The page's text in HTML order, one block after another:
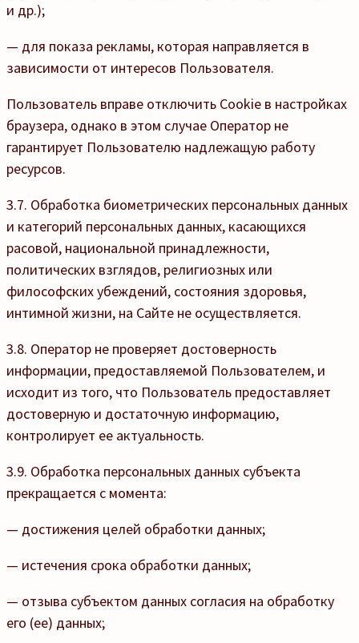
и др.);
— для показа рекламы, которая направляется в
зависимости от интересов Пользователя.
Пользователь вправе отключить Cookie в настройках
браузера, однако в этом случае Оператор не
гарантирует Пользователю надлежащую работу
ресурсов.
3.7. Обработка биометрических персональных данных
и категорий персональных данных, касающихся
расовой, национальной принадлежности,
политических взглядов, религиозных или
философских убеждений, состояния здоровья,
интимной жизни, на Сайте не осуществляется.
3.8. Оператор не проверяет достоверность
информации, предоставляемой Пользователем, и
исходит из того, что Пользователь предоставляет
достоверную и достаточную информацию,
контролирует ее актуальность.
3.9. Обработка персональных данных субъекта
прекращается с момента:
— достижения целей обработки данных;
— истечения срока обработки данных;
— отзыва субъектом данных согласия на обработку
его (ее) данных;